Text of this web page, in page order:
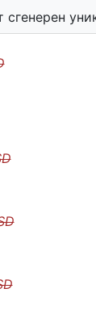
сгенерен